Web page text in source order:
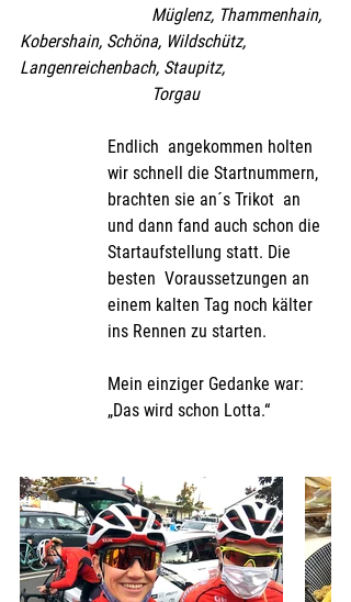
Kobershain, Schöna, Wildschütz,
Langenreichenbach, Staupitz,
			Torgau
Endlich  angekommen holten
wir schnell die Startnummern,
brachten sie an´s Trikot  an
und dann fand auch schon die
Startaufstellung statt. Die
besten  Voraussetzungen an
einem kalten Tag noch kälter
ins Rennen zu starten.
Mein einziger Gedanke war:
„Das wird schon Lotta.“